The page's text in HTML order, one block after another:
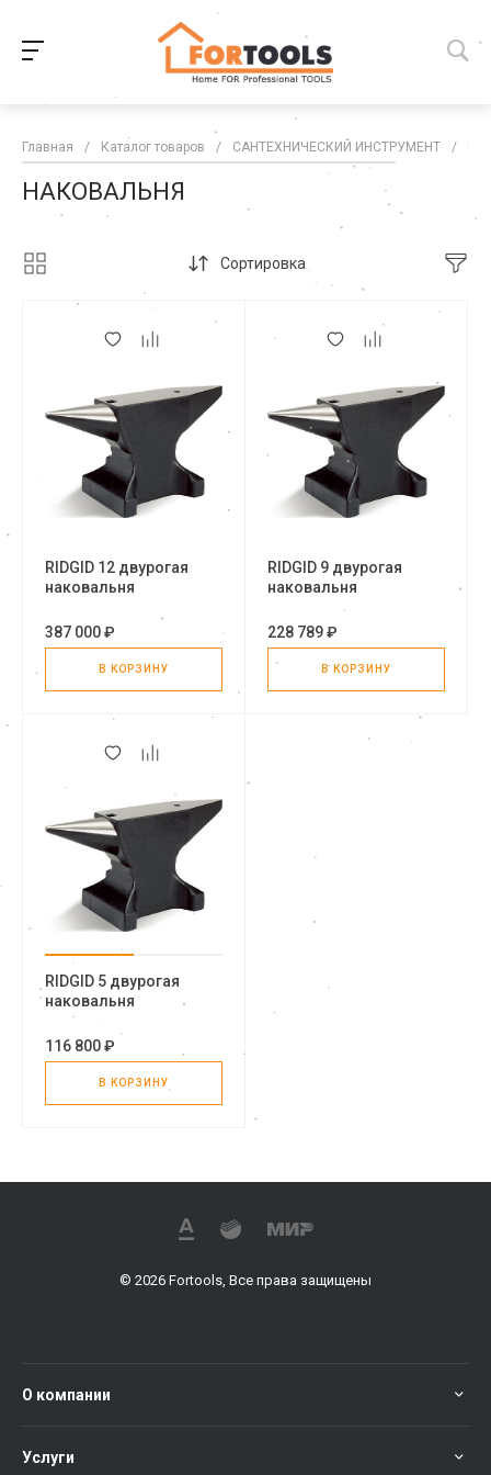
Главная / Каталог товаров / САНТЕХНИЧЕСКИЙ ИНСТРУМЕНТ /
НАКОВАЛЬНЯ
Сортировка
RIDGID 12 двурогая
наковальня
387 000 ₽
В КОРЗИНУ
RIDGID 9 двурогая
наковальня
228 789 ₽
В КОРЗИНУ
RIDGID 5 двурогая
наковальня
116 800 ₽
В КОРЗИНУ
© 2026 Fortools, Все права защищены
О компании
Услуги